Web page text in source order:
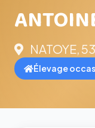
NATOYE,
Élevage